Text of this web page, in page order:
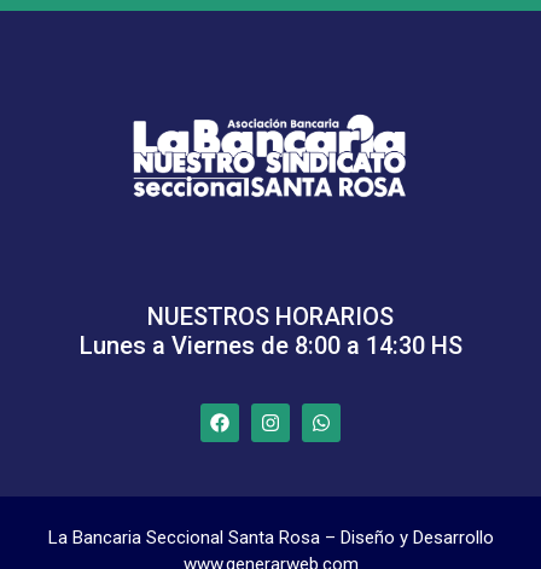
NUESTROS HORARIOS
Lunes a Viernes de 8:00 a 14:30 HS
La Bancaria Seccional Santa Rosa – Diseño y Desarrollo
www.generarweb.com